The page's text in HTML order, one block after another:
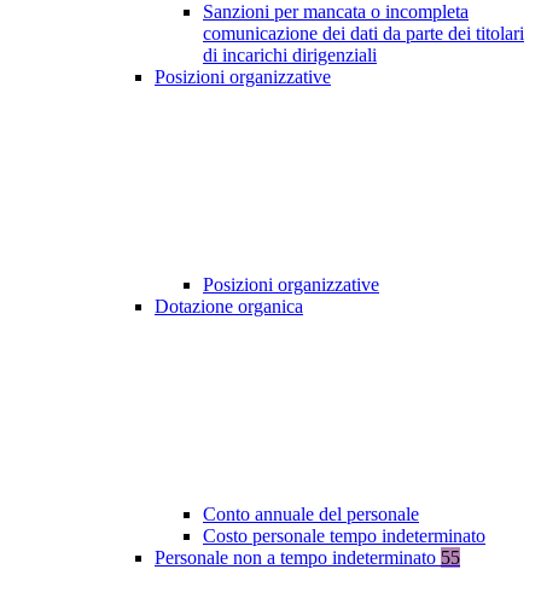
Sanzioni per mancata o incompleta
comunicazione dei dati da parte dei titolari
di incarichi dirigenziali
Posizioni organizzative
Posizioni organizzative
Dotazione organica
Conto annuale del personale
Costo personale tempo indeterminato
Personale non a tempo indeterminato 55